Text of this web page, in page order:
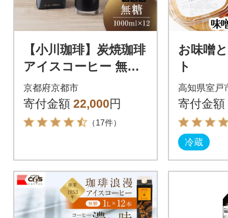
【小川珈琲】炭焼珈琲
アイスコーヒー 無糖
1000ml 12本 |京都 珈
琲ブランド 有名店 人
気
京都府京都市
寄付金額 22,000円
（17件）
お味噌
ト
高知県室戸
寄付金額
冷蔵